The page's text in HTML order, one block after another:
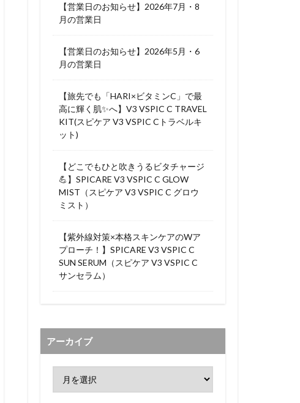
【営業日のお知らせ】2026年7月・8
月の営業日
【営業日のお知らせ】2026年5月・6
月の営業日
【旅先でも「HARI×ビタミンC」で最
高に輝く肌✨へ】V3 VSPIC C TRAVEL
KIT(スピケア V3 VSPIC Cトラベルキ
ット)
【どこでもひと吹きうるビタチャージ
💪】SPICARE V3 VSPIC C GLOW
MIST（スピケア V3 VSPIC C グロウ
ミスト）
【紫外線対策×本格スキンケアのWア
プローチ！】SPICARE V3 VSPIC C
SUN SERUM（スピケア V3 VSPIC C
サンセラム）
アーカイブ